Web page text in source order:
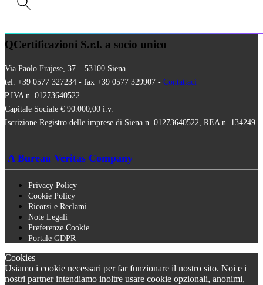
QCertificazioni S.r.l. a socio unico
Via Paolo Frajese, 37 – 53100 Siena
tel. +39 0577 327234 - fax +39 0577 329907 - Contattaci
P.IVA n. 01273640522
Capitale Sociale € 90.000,00 i.v.
Iscrizione Registro delle imprese di Siena n. 01273640522, REA n. 134249
A Bureau Veritas Company
Privacy Policy
Cookie Policy
Ricorsi e Reclami
Note Legali
Preferenze Cookie
Portale GDPR
Cookies
Usiamo i cookie necessari per far funzionare il nostro sito. Noi e i
nostri partner intendiamo inoltre usare cookie opzionali, anonimi,